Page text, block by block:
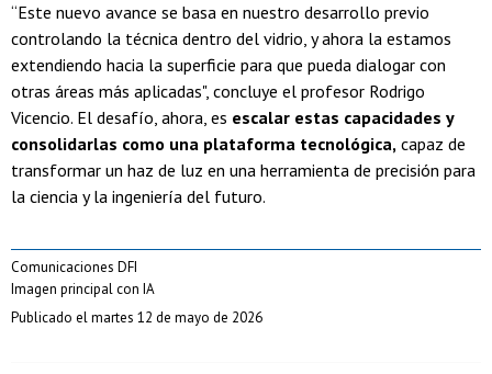
“Este nuevo avance se basa en nuestro desarrollo previo
controlando la técnica dentro del vidrio, y ahora la estamos
extendiendo hacia la superficie para que pueda dialogar con
otras áreas más aplicadas", concluye el profesor Rodrigo
Vicencio. El desafío, ahora, es escalar estas capacidades y
consolidarlas como una plataforma tecnológica, capaz de
transformar un haz de luz en una herramienta de precisión para
la ciencia y la ingeniería del futuro.
Comunicaciones DFI
Imagen principal con IA
Publicado el martes 12 de mayo de 2026